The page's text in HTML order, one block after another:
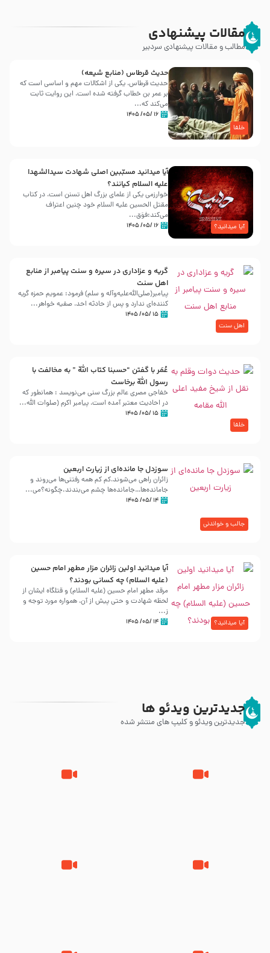
مقالات پیشنهادی
مطالب و مقالات پیشنهادی سردبیر
خلفا
حدیث قرطاس (منابع شیعه)
حدیث قرطاس، یکی از اشکالات مهم و اساسی است که
بر عمر بن خطاب گرفته شده است، این روایت ثابت
می‌کند که...
۱۶ /۰۵/ ۱۴۰۵
آیا میدانید؟
آیا میدانید مسبّبین اصلی شهادت سیدالشهدا
علیه ‌السلام کیانند؟
خوارزمی یکی از علمای بزرگ اهل تسنن است، در کتاب
مقتل الحسین علیه ‌السلام خود چنین اعتراف
می‌کند:فوَق...
۱۶ /۰۵/ ۱۴۰۵
اهل سنت
گریه و عزاداری در سیره و سنت پیامبر از منابع
اهل سنت
پیامبر(صلی‌الله‌علیه‌وآله و سلم) فرمود: عمویم حمزه گریه
کننده‌ای ندارد و پس از حادثه احد، صفیه خواهر...
۱۵ /۰۵/ ۱۴۰۵
خلفا
عُمَر با گفتن “حسبنا كتاب اللّه ” به مخالفت با
رسول اللّه برخاست
خفاجی مصری عالم بزرگ سنی می‌نویسد : همانطور که
در احادیث معتبر آمده است، پیامبر اکرم (صلوات اللّه...
۱۵ /۰۵/ ۱۴۰۵
جالب و خواندنی
سوزدل جا مانده‌ای از زیارت اربعین
زائران راهی می‌شوند،کم‌ کم همه رفتنی‌ها می‌روند و
جامانده‌ها…جامانده‌ها چشم می‌بندند.چگونه؟می‌...
۱۴ /۰۵/ ۱۴۰۵
آیا میدانید؟
آیا میدانید اولین زائران مزار مطهر امام حسین
(علیه السلام) چه کسانی بودند؟
مرقد مطهر امام حسین (علیه السلام) و قتلگاه ایشان از
لحظه شهادت و حتی پیش از آن، همواره مورد توجه و
ز...
۱۴ /۰۵/ ۱۴۰۵
جدیدترین ویدئو ها
جدیدترین ویدئو و کلیپ های منتشر شده